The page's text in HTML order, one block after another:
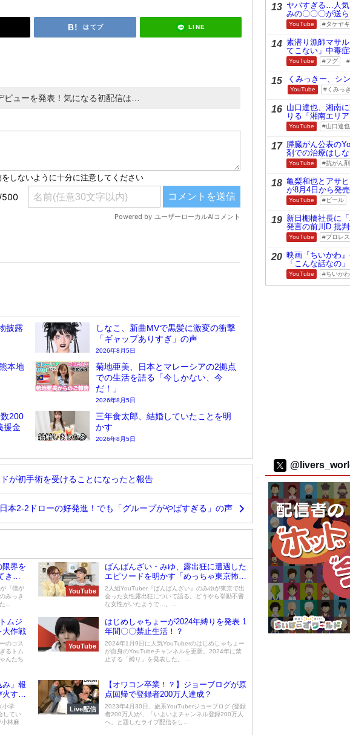
はてブ LINE
ューを発表！気になる初配信は…
披露
しなこ、新曲MVで黒髪に激変の衝撃
「ギャップありすぎ」の声
2026年8月5日
本地
菊地亜美、日本とマレーシアの2拠点
での生活を語る「今しかない、今
だ！」
2026年8月5日
200
援金
三年食太郎、結婚していたことを明
かす
2026年8月5日
が初手術を受けることになったと報告
本2-2ドローの好発進！でも「グループがやばすぎる」の声
限界を
き
『僕が
みっき
...
YouTube
ばんばんざい・みゆ、露出狂に遭遇した
エピソードを明かす「めっちゃ東京怖
い」
2人組YouTuber『ばんばんざい』のみゆが東京で出
会った女性露出狂について語る。どうやら挙動不審
な女性がいたようで…。...
ムジ
大作戦
のコス
るトム
んたち
YouTube
はじめしゃちょーが2024年縛りを発表 1
年間〇〇禁止生活！？
2024年1月9日に人気YouTuberのはじめしゃちょー
が自身のYouTubeチャンネルを更新。2024年に禁
止する「縛り」を発表した。 ...
み」報
火する
小学
してい
小林麻
Live配信
【オワコン卒業！？】ジョーブログが原
点回帰で登録者200万人達成？
2023年4月30日、旅系YouTuberジョーブログ (登録
者200万人)が、「いよいよチャンネル登録200万人
へ」と題したライブ配信をし...
13 ヤバすぎる…人気
みの〇〇〇が送
YouTube タケヤ
14 素潜り漁師マサ
てこない」中毒
YouTube フグ
15 くみっきー、シ
YouTube くみっ
16 山口達也、湘南
りる「湘南エリ
YouTube 山口達也
17 膵臓がん公表の
剤での治療はし
YouTube 抗がん
18 亀梨和也とアサ
が8月4日から発売
YouTube ビール
19 新日棚橋社長に
発言の前川D 批
YouTube プロレス
20 映画『ちいかわ
「こんな話なの
YouTube ちいかわ